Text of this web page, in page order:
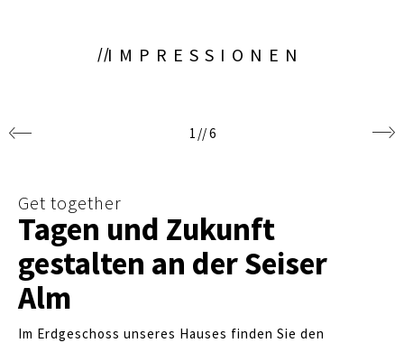
IMPRESSIONEN
1 //6
Tagen und Zukunft
gestalten an der Seiser
Alm
Get together
Im Erdgeschoss unseres Hauses finden Sie den